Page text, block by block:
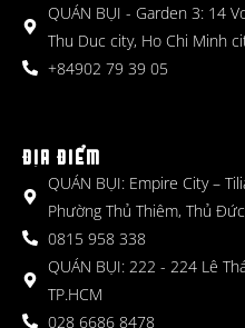
QUÁN BỤI - Garden 3: 14
Thu Duc city, Ho Chi Minh
+84902 79 39 05
ĐỊA ĐIỂM
QUÁN BỤI: Empire City –
Phường Thủ Thiêm, Thủ
0815 958 338
QUÁN BỤI: 222 - 224 Lê
TP.HCM
028 6686 8478